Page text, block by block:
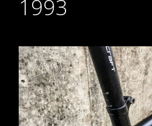
1993